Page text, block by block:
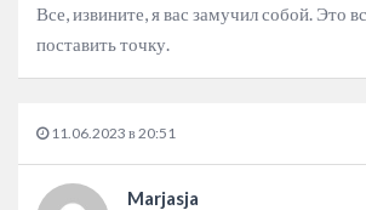
Все, извините, я вас замучил собой. Это
поставить точку.
11.06.2023 в 20:51
Marjasja